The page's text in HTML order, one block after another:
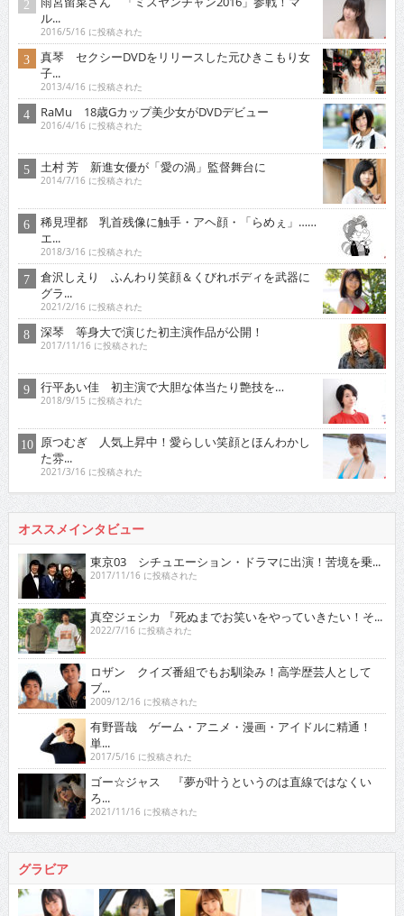
ル...
2016/5/16 に投稿された
真琴 セクシーDVDをリリースした元ひきこもり女
子...
2013/4/16 に投稿された
RaMu 18歳Gカップ美少女がDVDデビュー
2016/4/16 に投稿された
土村 芳 新進女優が「愛の渦」監督舞台に
2014/7/16 に投稿された
稀見理都 乳首残像に触手・アヘ顔・「らめぇ」……
エ...
2018/3/16 に投稿された
倉沢しえり ふんわり笑顔＆くびれボディを武器に
グラ...
2021/2/16 に投稿された
深琴 等身大で演じた初主演作品が公開！
2017/11/16 に投稿された
行平あい佳 初主演で大胆な体当たり艶技を…
2018/9/15 に投稿された
原つむぎ 人気上昇中！愛らしい笑顔とほんわかし
た雰...
2021/3/16 に投稿された
オススメインタビュー
東京03 シチュエーション・ドラマに出演！苦境を乗...
2017/11/16 に投稿された
真空ジェシカ 『死ぬまでお笑いをやっていきたい！そ...
2022/7/16 に投稿された
ロザン クイズ番組でもお馴染み！高学歴芸人として
ブ...
2009/12/16 に投稿された
有野晋哉 ゲーム・アニメ・漫画・アイドルに精通！
単...
2017/5/16 に投稿された
ゴー☆ジャス 『夢が叶うというのは直線ではなくい
ろ...
2021/11/16 に投稿された
グラビア